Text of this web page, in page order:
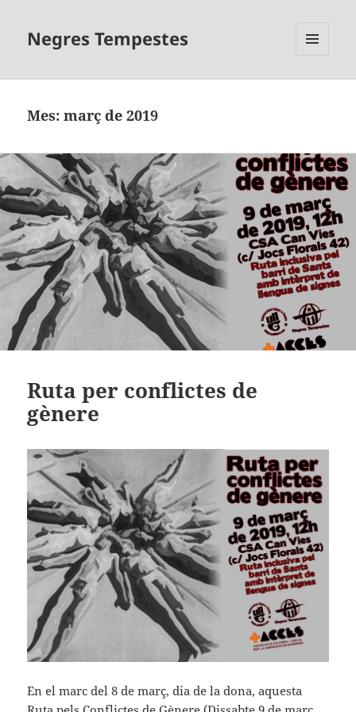
Negres Tempestes
Mes:març de 2019
Ruta per conflictes de
gènere
En el marc del 8 de març, dia de la dona, aquesta